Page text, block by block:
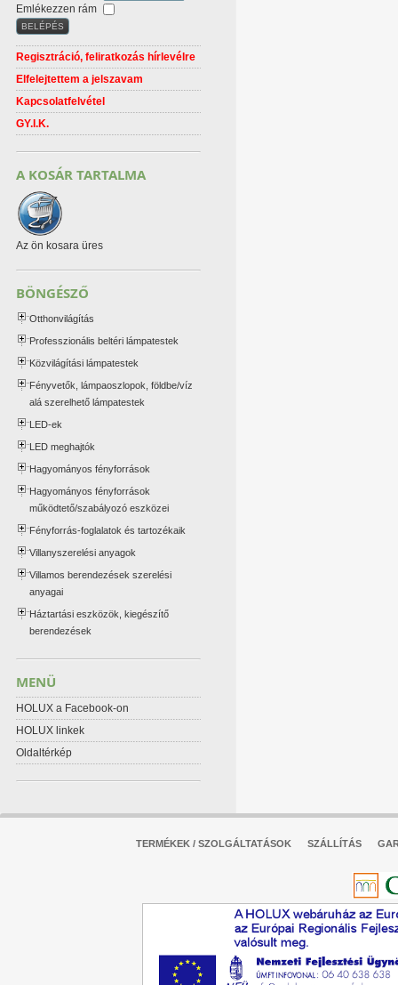
Emlékezzen rám
Regisztráció, feliratkozás hírlevélre
Elfelejtettem a jelszavam
Kapcsolatfelvétel
GY.I.K.
A KOSÁR TARTALMA
Az ön kosara üres
BÖNGÉSZŐ
Otthonvilágítás
Professzionális beltéri lámpatestek
Közvilágítási lámpatestek
Fényvetők, lámpaoszlopok, földbe/víz
alá szerelhető lámpatestek
LED-ek
LED meghajtók
Hagyományos fényforrások
Hagyományos fényforrások
működtető/szabályozó eszközei
Fényforrás-foglalatok és tartozékaik
Villanyszerelési anyagok
Villamos berendezések szerelési
anyagai
Háztartási eszközök, kiegészítő
berendezések
MENÜ
HOLUX a Facebook-on
HOLUX linkek
Oldaltérkép
TERMÉKEK / SZOLGÁLTATÁSOK SZÁLLÍTÁS